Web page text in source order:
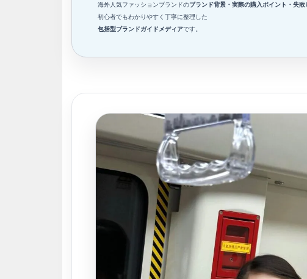
海外人気ファッションブランドのブランド背景・実際の購入ポイント・失
初心者でもわかりやすく丁寧に整理した
包括型ブランドガイドメディアです。